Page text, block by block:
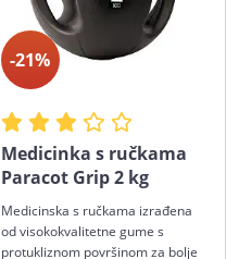
-21%
Medicinka s ručkama
Paracot Grip 2 kg
Medicinska s ručkama izrađena
od visokokvalitetne gume s
protukliznom površinom za bolje